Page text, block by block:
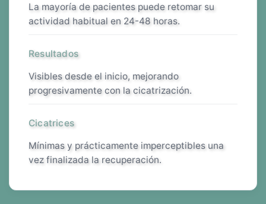
la mayoría de pacientes puede retomar su
actividad habitual en 24-48 horas.
Resultados
visibles desde el inicio, mejorando
progresivamente con la cicatrización.
Cicatrices
mínimas y prácticamente imperceptibles una
vez finalizada la recuperación.